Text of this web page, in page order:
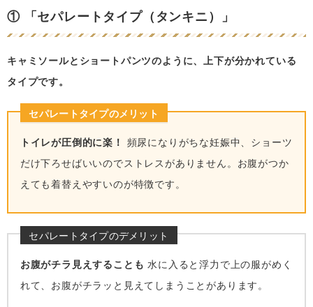
① 「セパレートタイプ（タンキニ）」
キャミソールとショートパンツのように、上下が分かれている
タイプです。
セパレートタイプのメリット
トイレが圧倒的に楽！ 頻尿になりがちな妊娠中、ショーツ
だけ下ろせばいいのでストレスがありません。お腹がつか
えても着替えやすいのが特徴です。
セパレートタイプのデメリット
お腹がチラ見えすることも 水に入ると浮力で上の服がめく
れて、お腹がチラッと見えてしまうことがあります。